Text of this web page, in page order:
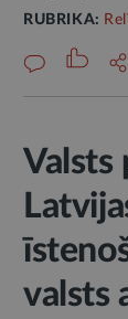
RUBRIKA:
Valsts
valsts